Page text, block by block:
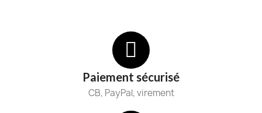
Paiement sécurisé
CB, PayPal, virement